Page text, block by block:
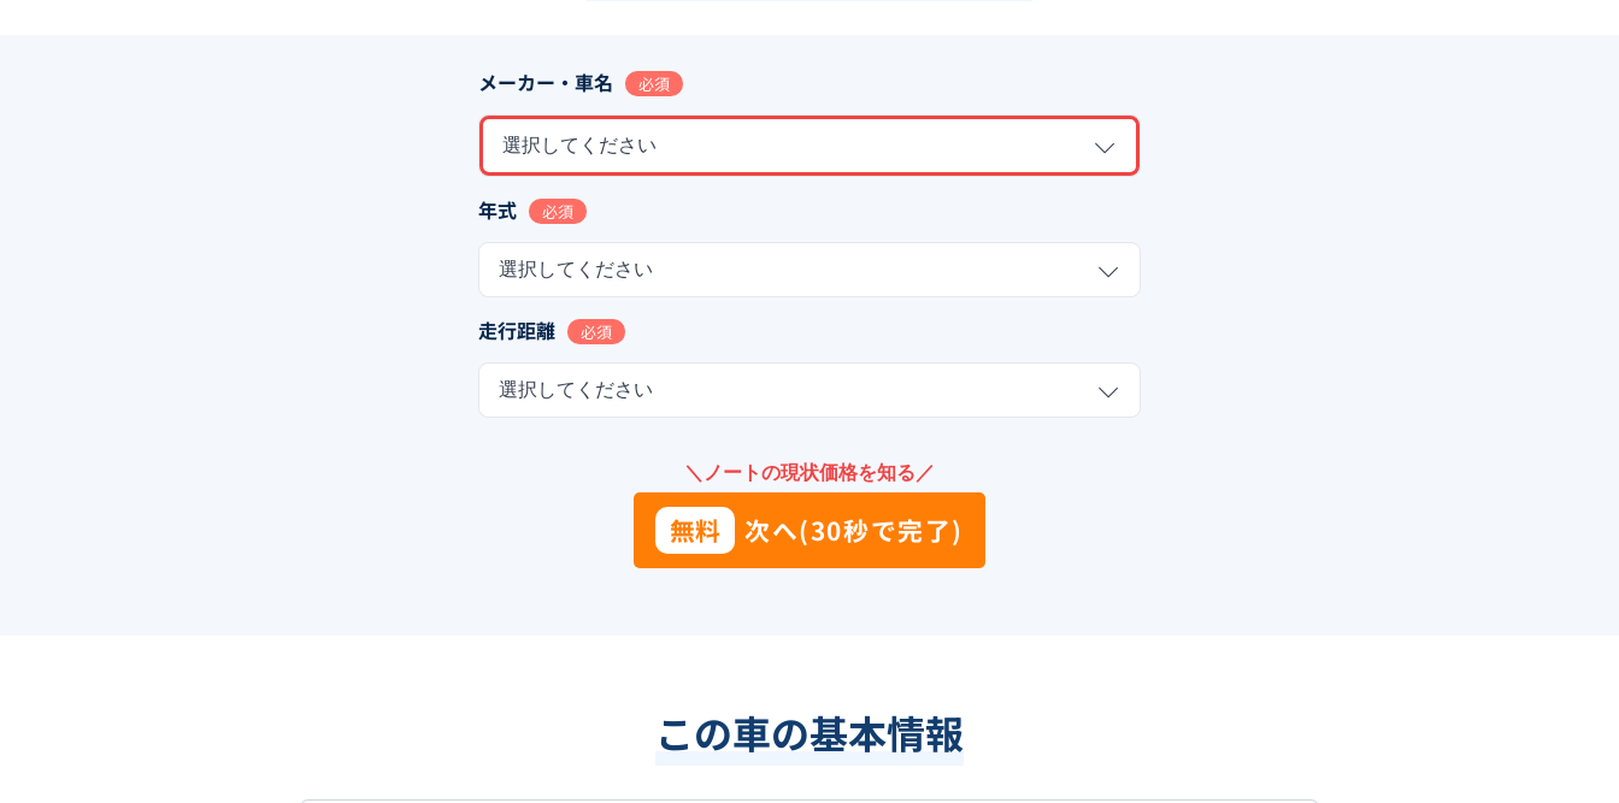
メーカー・車名 必須
選択してください
年式 必須
選択してください
走行距離 必須
選択してください
＼ノートの現状価格を知る／
無料 次へ(30秒で完了)
この車の基本情報